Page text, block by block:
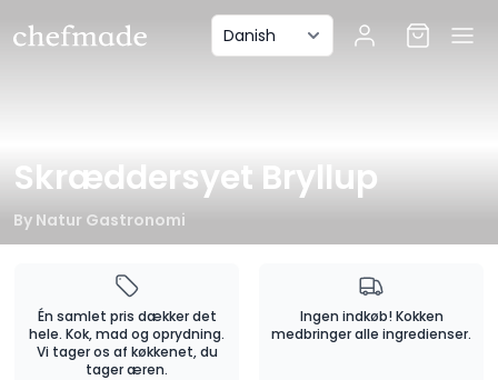
Skræddersyet Bryllup
By Natur Gastronomi
Én samlet pris dækker det
hele. Kok, mad og oprydning.
Vi tager os af køkkenet, du
tager æren.
Ingen indkøb! Kokken
medbringer alle ingredienser.